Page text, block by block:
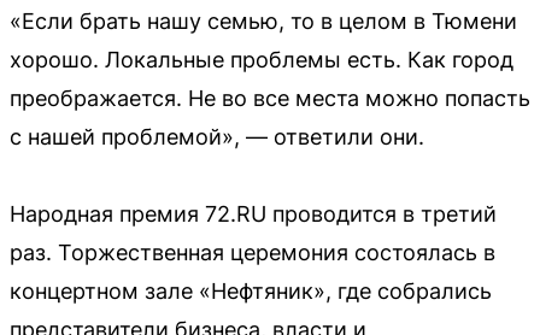
«Если брать нашу семью, то в целом в Тюмени
хорошо. Локальные проблемы есть. Как город
преображается. Не во все места можно попасть
с нашей проблемой», — ответили они.
Народная премия 72.RU проводится в третий
раз. Торжественная церемония состоялась в
концертном зале «Нефтяник», где собрались
представители бизнеса, власти и